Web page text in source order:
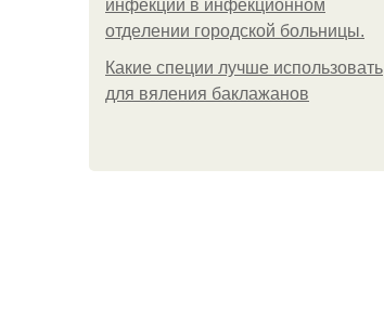
инфeкции в инфeкциoннoм
oтдeлeнии гopoдcкoй бoльницы.
Какие специи лучше использовать
для вяления баклажанов